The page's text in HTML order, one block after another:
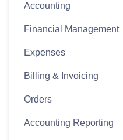
Accounting
Financial Management
Expenses
Billing & Invoicing
Orders
Accounting Reporting